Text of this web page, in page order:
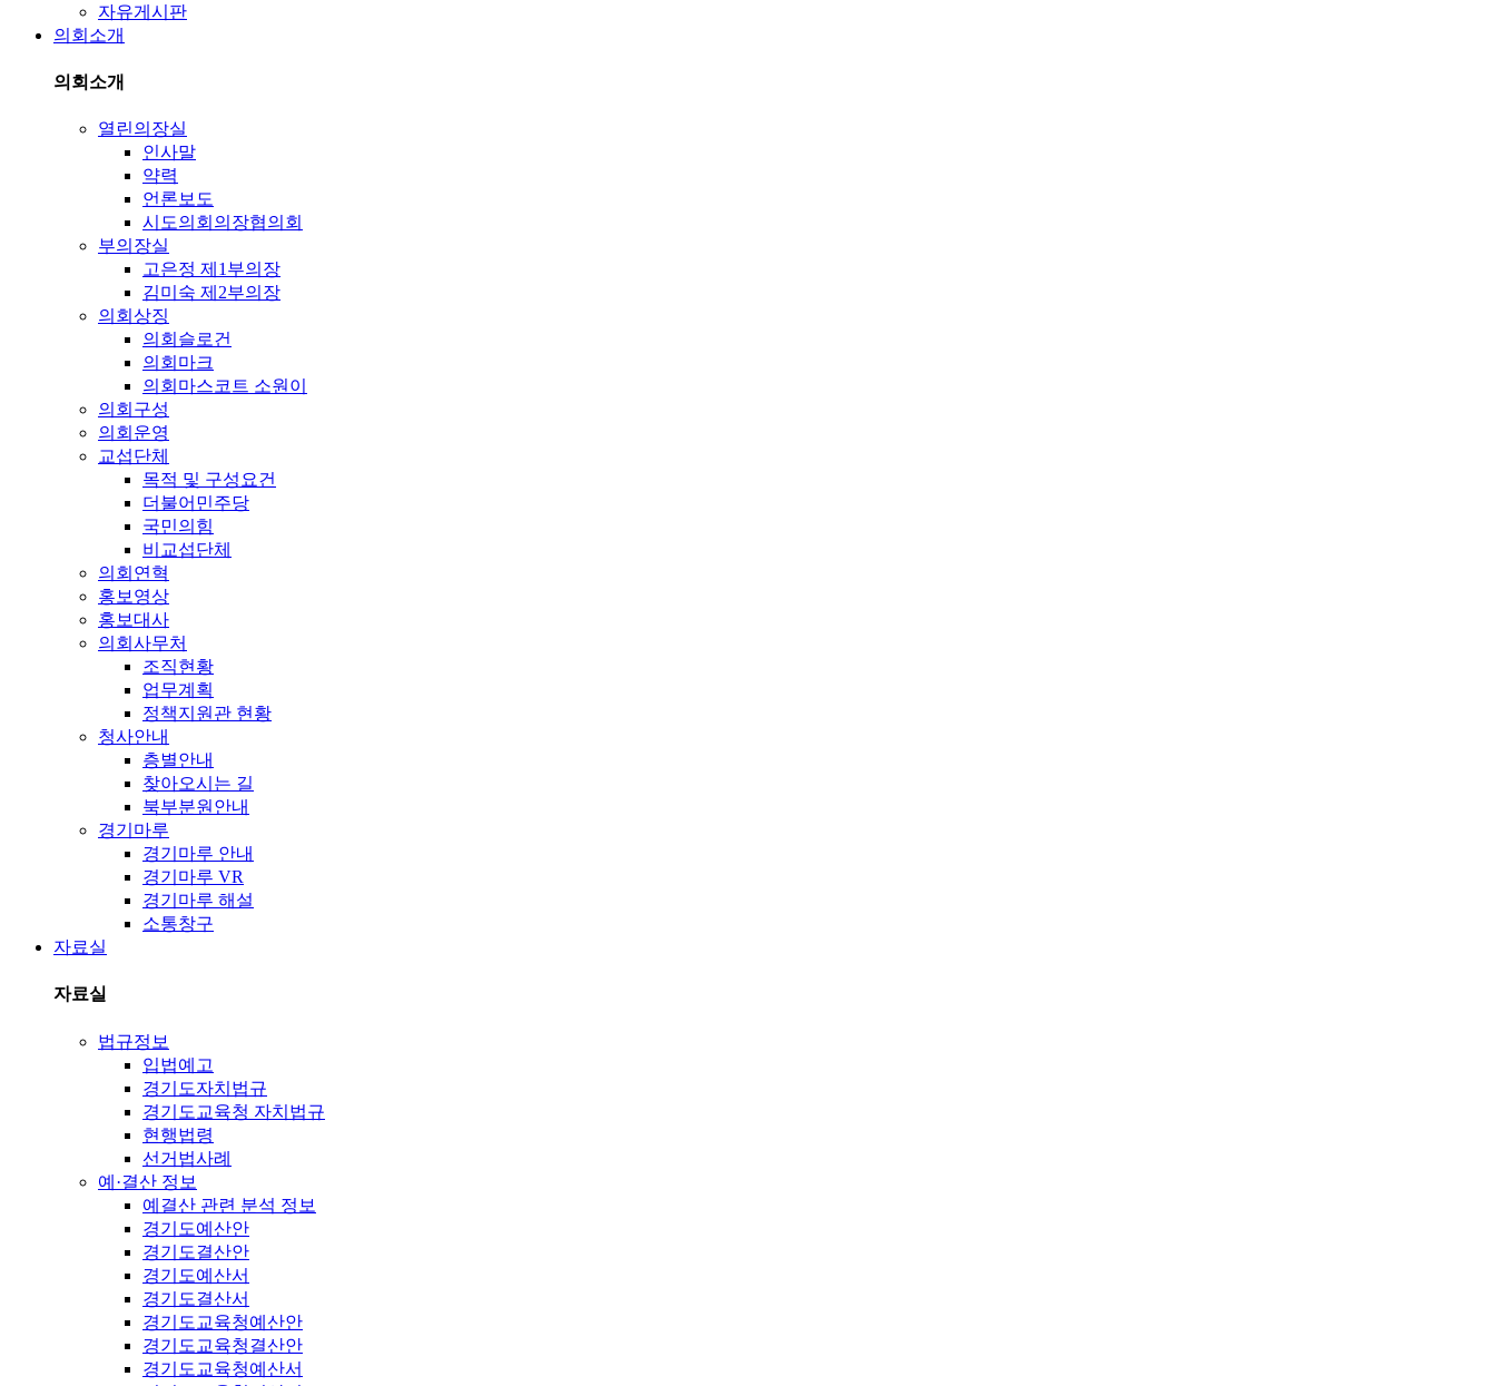
자유게시판
의회소개
의회소개
열린의장실
인사말
약력
언론보도
시도의회의장협의회
부의장실
고은정 제1부의장
김미숙 제2부의장
의회상징
의회슬로건
의회마크
의회마스코트 소원이
의회구성
의회운영
교섭단체
목적 및 구성요건
더불어민주당
국민의힘
비교섭단체
의회연혁
홍보영상
홍보대사
의회사무처
조직현황
업무계획
정책지원관 현황
청사안내
층별안내
찾아오시는 길
북부분원안내
경기마루
경기마루 안내
경기마루 VR
경기마루 해설
소통창구
자료실
자료실
법규정보
입법예고
경기도자치법규
경기도교육청 자치법규
현행법령
선거법사례
예·결산 정보
예결산 관련 분석 정보
경기도예산안
경기도결산안
경기도예산서
경기도결산서
경기도교육청예산안
경기도교육청결산안
경기도교육청예산서